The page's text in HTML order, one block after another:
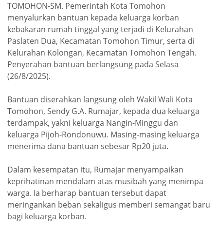
TOMOHON-SM. Pemerintah Kota Tomohon
menyalurkan bantuan kepada keluarga korban
kebakaran rumah tinggal yang terjadi di Kelurahan
Paslaten Dua, Kecamatan Tomohon Timur, serta di
Kelurahan Kolongan, Kecamatan Tomohon Tengah.
Penyerahan bantuan berlangsung pada Selasa
(26/8/2025).
Bantuan diserahkan langsung oleh Wakil Wali Kota
Tomohon, Sendy G.A. Rumajar, kepada dua keluarga
terdampak, yakni keluarga Nangin-Minggu dan
keluarga Pijoh-Rondonuwu. Masing-masing keluarga
menerima dana bantuan sebesar Rp20 juta.
Dalam kesempatan itu, Rumajar menyampaikan
keprihatinan mendalam atas musibah yang menimpa
warga. Ia berharap bantuan tersebut dapat
meringankan beban sekaligus memberi semangat baru
bagi keluarga korban.